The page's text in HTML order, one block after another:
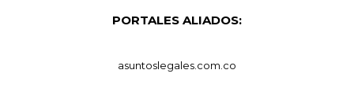
PORTALES ALIADOS:
asuntoslegales.com.co